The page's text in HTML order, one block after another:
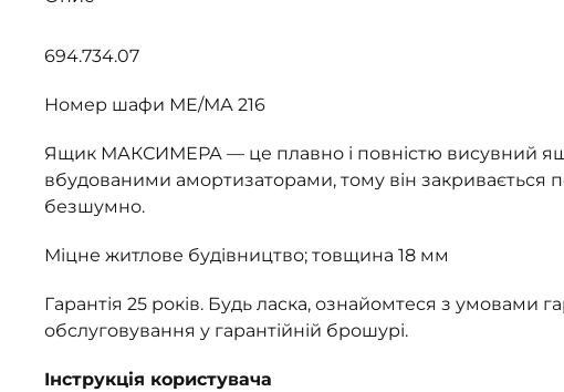
694.734.07
Номер шафи МЕ/МА 216
Ящик МАКСИМЕРА — це плавно і повністю висувний
вбудованими амортизаторами, тому він закривається
безшумно.
Міцне житлове будівництво; товщина 18 мм
Гарантія 25 років. Будь ласка, ознайомтеся з умовами
обслуговування у гарантійній брошурі.
Інструкція користувача